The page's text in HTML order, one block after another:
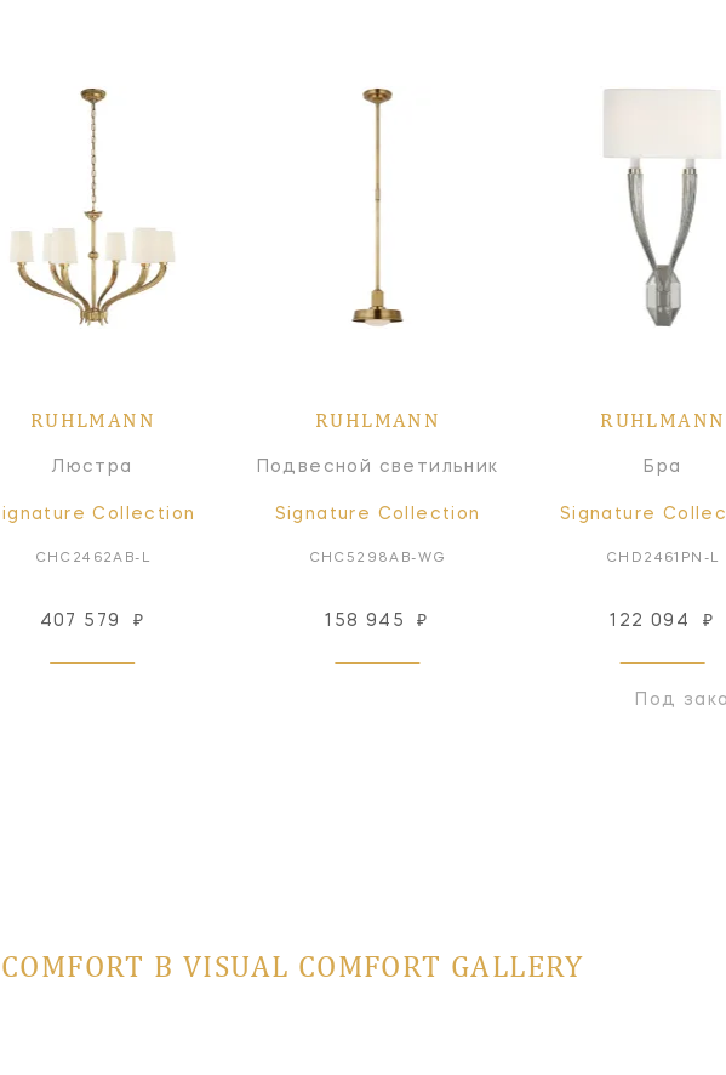
RUHLMANN
Люстра
Collection
CHC2462AB-L
407 579 ₽
RUHLMANN
Подвесной светильник
Signature Collection
CHC5298AB-WG
158 945 ₽
RUHLMANN
Бра
Signature
CHD2461PN-L
122 094 ₽
Под
В VISUAL COMFORT GALLERY